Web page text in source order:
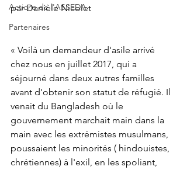
Actions de l'ASSEDA
Partenaires
par Danièle Nicolet
« Voilà un demandeur d'asile arrivé
chez nous en juillet 2017, qui a
séjourné dans deux autres familles
avant d'obtenir son statut de réfugié. Il
venait du Bangladesh où le
gouvernement marchait main dans la
main avec les extrémistes musulmans,
poussaient les minorités ( hindouistes,
chrétiennes) à l'exil, en les spoliant,